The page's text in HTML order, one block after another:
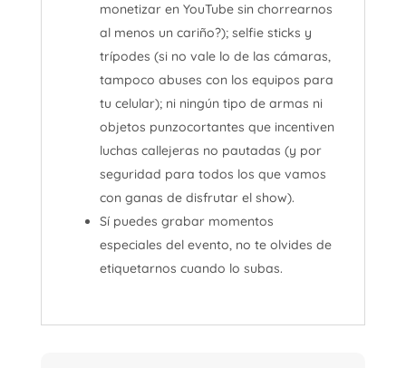
monetizar en YouTube sin chorrearnos
al menos un cariño?); selfie sticks y
trípodes (si no vale lo de las cámaras,
tampoco abuses con los equipos para
tu celular); ni ningún tipo de armas ni
objetos punzocortantes que incentiven
luchas callejeras no pautadas (y por
seguridad para todos los que vamos
con ganas de disfrutar el show).
Sí puedes grabar momentos
especiales del evento, no te olvides de
etiquetarnos cuando lo subas.